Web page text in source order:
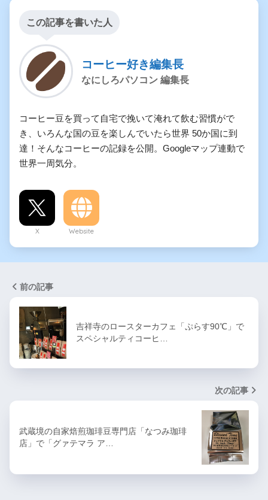
この記事を書いた人
コーヒー好き編集長
なにしろパソコン 編集長
コーヒー豆を買って自宅で挽いて淹れて飲む習慣がで
き、いろんな国の豆を楽しんでいたら世界 50か国に到
達！そんなコーヒーの記録を公開。Googleマップ連動で
世界一周気分。
X Website
前の記事
吉祥寺のロースターカフェ「ぷらす90℃」で
スペシャルティコーヒ…
次の記事
武蔵境の自家焙煎珈琲豆専門店「なつみ珈琲
店」で「グァテマラ ア…